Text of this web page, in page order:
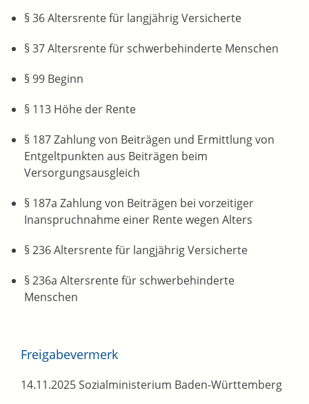
§ 36 Altersrente für langjährig Versicherte
§ 37 Altersrente für schwerbehinderte Menschen
§ 99 Beginn
§ 113 Höhe der Rente
§ 187 Zahlung von Beiträgen und Ermittlung von
Entgeltpunkten aus Beiträgen beim
Versorgungsausgleich
§ 187a Zahlung von Beiträgen bei vorzeitiger
Inanspruchnahme einer Rente wegen Alters
§ 236 Altersrente für langjährig Versicherte
§ 236a Altersrente für schwerbehinderte
Menschen
Freigabevermerk
14.11.2025 Sozialministerium Baden-Württemberg